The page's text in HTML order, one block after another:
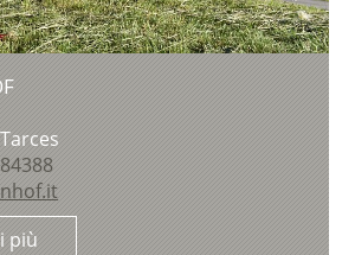
più